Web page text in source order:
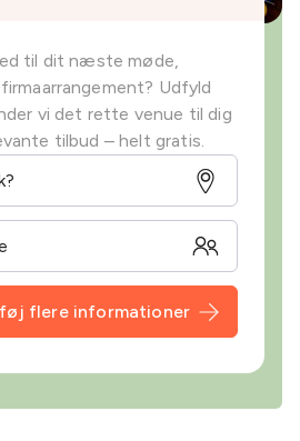
til dit næste møde,
Udfyld
vi det rette venue til dig
tilbud – helt gratis.
flere informationer